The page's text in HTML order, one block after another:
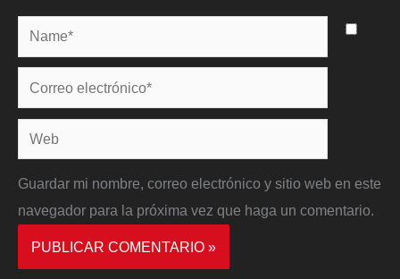
Name*
Correo
electrónico*
Web
Guardar mi nombre, correo electrónico y sitio web en este
navegador para la próxima vez que haga un comentario.